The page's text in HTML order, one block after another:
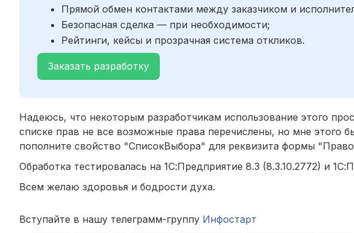
Прямой обмен контактами между заказчиком и
Безопасная сделка — при необходимости;
Рейтинги, кейсы и прозрачная система откликов.
Заказать разработку
Надеюсь, что некоторым разработчикам использование этого
списке прав не все возможные права перечислены, но мне этого
пополните свойство "СписокВыбора" для реквизита формы
Обработка тестировалась на 1С:Предприятие 8.3 (8.3.10.2772) и
Всем желаю здоровья и бодрости духа.
Вступайте в нашу телеграмм-группу Инфостарт